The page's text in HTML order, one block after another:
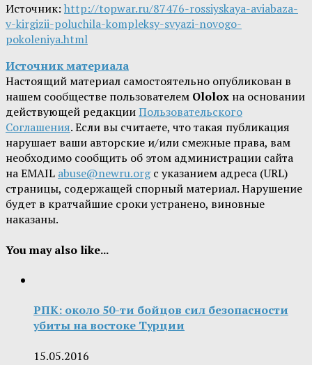
Источник: http://topwar.ru/87476-rossiyskaya-aviabaza-
v-kirgizii-poluchila-kompleksy-svyazi-novogo-
pokoleniya.html
Источник материала
Настоящий материал самостоятельно опубликован в
нашем сообществе пользователем Ololox на основании
действующей редакцииПользовательского
Соглашения. Если вы считаете, что такая публикация
нарушает ваши авторские и/или смежные права, вам
необходимо сообщить об этом администрации сайта
на EMAIL abuse@newru.orgс указанием адреса (URL)
страницы, содержащей спорный материал. Нарушение
будет в кратчайшие сроки устранено, виновные
наказаны.
You may also like...
РПК: около 50-ти бойцов сил безопасности
убиты на востоке Турции
15.05.2016